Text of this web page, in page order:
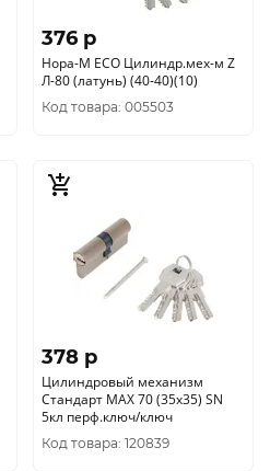
376 p
Нора-М ЕСО Цилиндр.мех-м Z
Л-80 (латунь) (40-40)(10)
Код товара: 005503
378 p
Цилиндровый механизм
Стандарт MAX 70 (35х35) SN
5кл перф.ключ/ключ
Код товара: 120839